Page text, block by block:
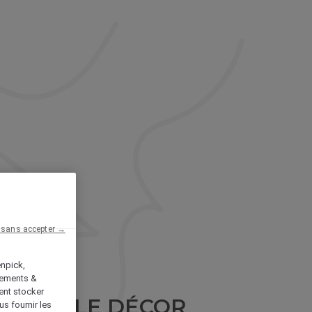
LE DÉCOR
&
stocker
fournir les
accepter →